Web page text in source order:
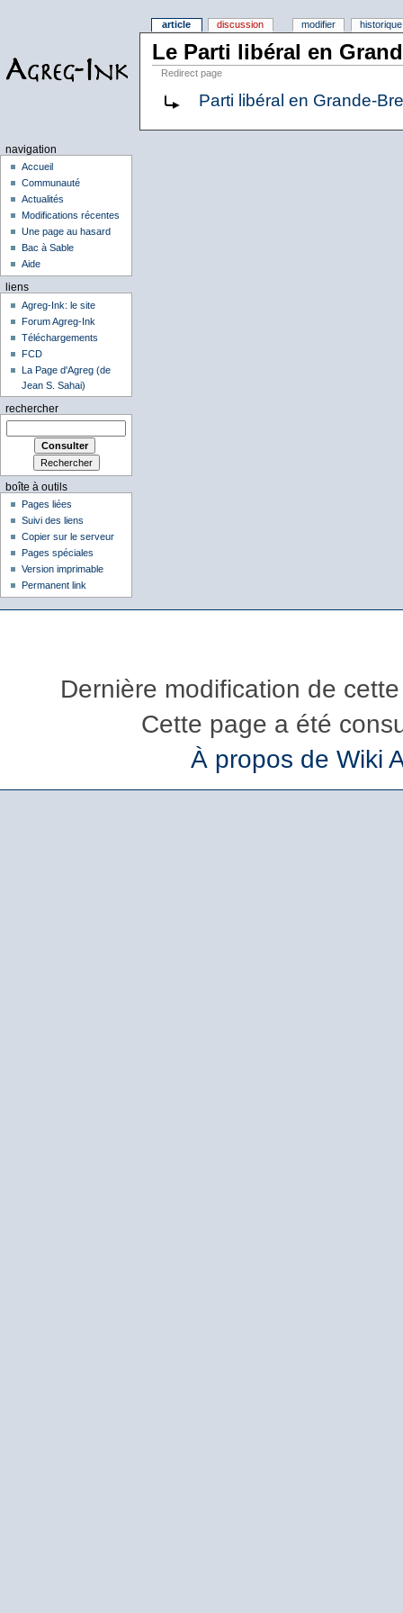
Le Parti libéral en
Redirect page
Parti libéral en Grande-
article discussion modifier historique
navigation
Accueil
Communauté
Actualités
Modifications récentes
Une page au hasard
Bac à Sable
Aide
liens
Agreg-Ink: le site
Forum Agreg-Ink
Téléchargements
FCD
La Page d'Agreg (de
Jean S. Sahai)
rechercher
boîte à outils
Pages liées
Suivi des liens
Copier sur le serveur
Pages spéciales
Version imprimable
Permanent link
Dernière modification de
Cette page a été
À propos de Wiki